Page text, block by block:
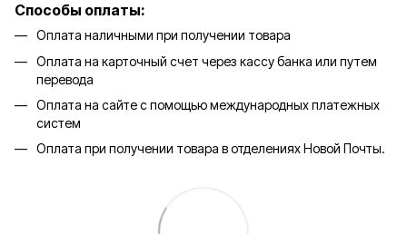
Способы оплаты:
Оплата наличными при получении товара
Оплата на карточный счет через кассу банка или путем
перевода
Оплата на сайте с помощью международных платежных
систем
Оплата при получении товара в отделениях Новой Почты.